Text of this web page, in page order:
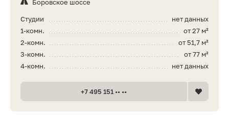
Боровское шоссе
нет данных
Студии
от 27 м²
1-комн.
от 51,7 м²
2-комн.
от 77 м²
3-комн.
нет данных
4-комн.
+7 495 151 •• ••